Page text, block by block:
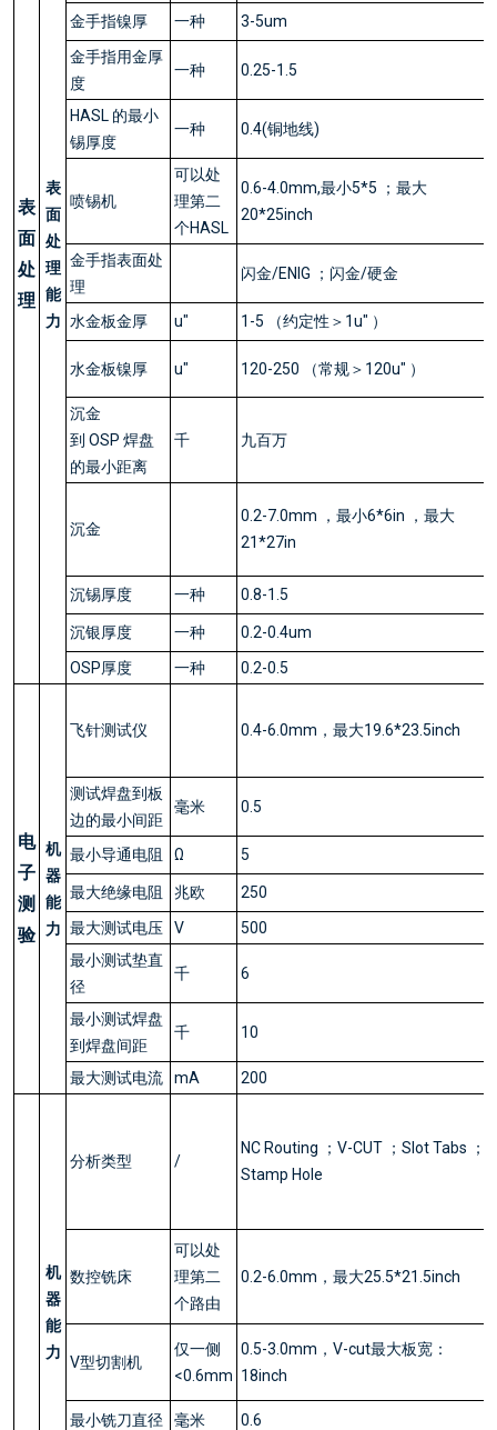
表
面
处
理
表
面
处
理
能
力
金手指镍厚 一种
3-5um
金手指用金厚
度
一种 0.25-1.5
HASL 的最小
锡厚度
一种 0.4(铜地线)
喷锡机
可以处
理第二
个HASL
0.6-4.0mm,最小5*5 ；最大
20*25inch
金手指表面处
理
闪金/ENIG ；闪金/硬金
水金板金厚 u" 1-5 （约定性＞1u" ）
水金板镍厚 u" 120-250 （常规＞120u" ）
沉金
到 OSP 焊盘
的最小距离
千 九百万
沉金
0.2-7.0mm ，最小6*6in ，最大
21*27in
沉锡厚度 一种 0.8-1.5
沉银厚度 一种
0.2-0.4um
OSP厚度
一种 0.2-0.5
电
子
测
验
机
器
能
力
飞针测试仪 0.4-6.0mm，最大19.6*23.5inch
测试焊盘到板
边的最小间距
毫米 0.5
最小导通电阻 Ω 5
最大绝缘电阻 兆欧
250
最大测试电压
V
500
最小测试垫直
径
千 6
最小测试焊盘
到焊盘间距
千 10
最大测试电流 mA 200
机
器
能
力
分析类型 /
NC Routing ；V-CUT ；Slot Tabs ；
Stamp Hole
数控铣床
可以处
理第二
个路由
0.2-6.0mm，最大25.5*21.5inch
V型切割机
仅一侧
<0.6mm
0.5-3.0mm，V-cut最大板宽：
18inch
最小铣刀直径 毫米
0.6